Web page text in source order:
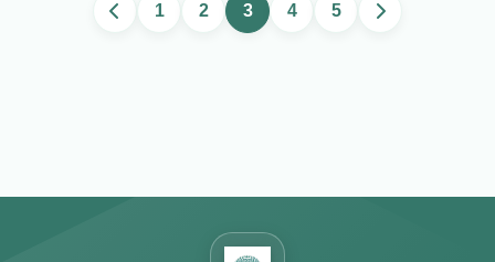
1 2 3 4 5